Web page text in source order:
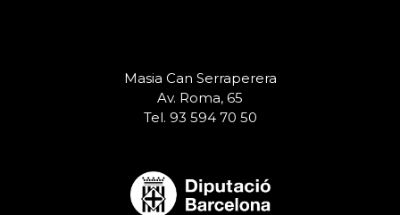
Masia Can Serraperera
Av. Roma, 65
Tel. 93 594 70 50